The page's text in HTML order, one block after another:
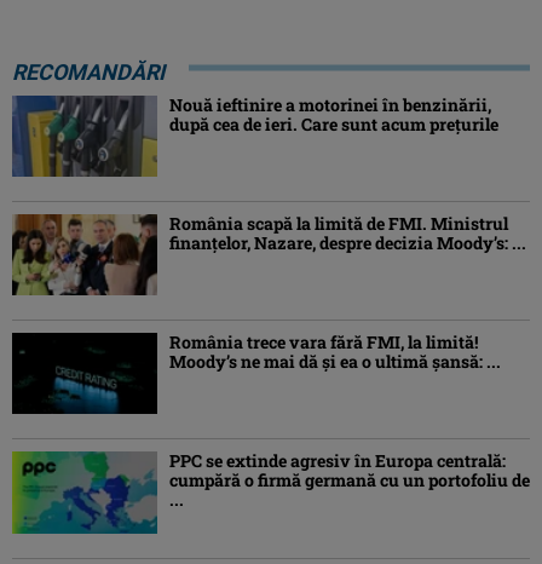
RECOMANDĂRI
Nouă ieftinire a motorinei în benzinării,
după cea de ieri. Care sunt acum prețurile
România scapă la limită de FMI. Ministrul
finanțelor, Nazare, despre decizia Moody’s: ...
România trece vara fără FMI, la limită!
Moody’s ne mai dă și ea o ultimă șansă: ...
PPC se extinde agresiv în Europa centrală:
cumpără o firmă germană cu un portofoliu de
...